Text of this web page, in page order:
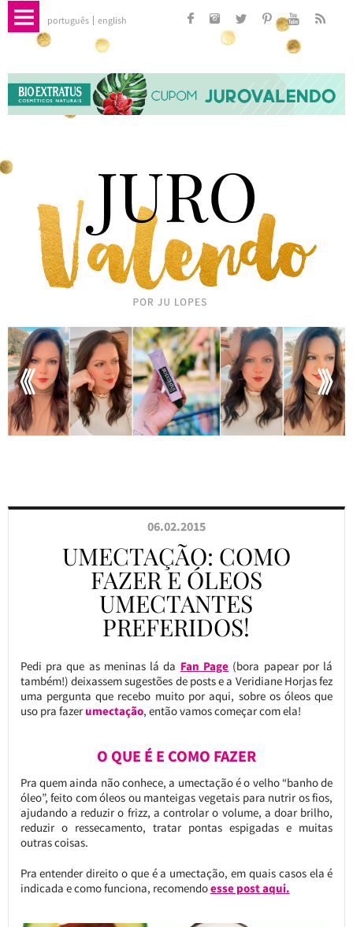
português english
06.02.2015
UMECTAÇÃO: COMO
FAZER E ÓLEOS
UMECTANTES
PREFERIDOS!
Pedi pra que as meninas lá da Fan Page (bora papear por lá
também!) deixassem sugestões de posts e a Veridiane Horjas fez
uma pergunta que recebo muito por aqui, sobre os óleos que
uso pra fazerumectação, então vamos começar com ela!
O QUE É E COMO FAZER
Pra quem ainda não conhece, a umectação é o velho “banho de
óleo”, feito com óleos ou manteigas vegetais para nutrir os fios,
ajudando a reduzir o frizz, a controlar o volume, a doar brilho,
reduzir o ressecamento, tratar pontas espigadas e muitas
outras coisas.
Pra entender direito o que é a umectação, em quais casos ela é
indicada e como funciona, recomendoesse post aqui.